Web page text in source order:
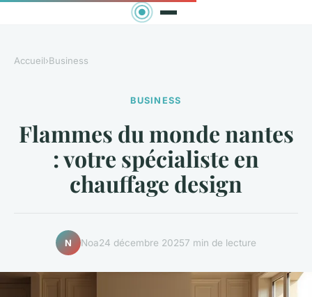
Accueil›Business
BUSINESS
Flammes du monde nantes
: votre spécialiste en
chauffage design
N Noa24 décembre 20257 min de lecture